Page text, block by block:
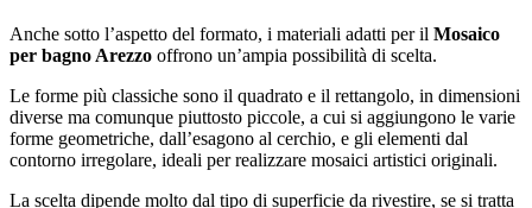
Anche sotto l’aspetto del formato, i materiali adatti per il Mosaico
per bagno Arezzo offrono un’ampia possibilità di scelta.
Le forme più classiche sono il quadrato e il rettangolo, in dimensioni
diverse ma comunque piuttosto piccole, a cui si aggiungono le varie
forme geometriche, dall’esagono al cerchio, e gli elementi dal
contorno irregolare, ideali per realizzare mosaici artistici originali.
La scelta dipende molto dal tipo di superficie da rivestire, se si tratta